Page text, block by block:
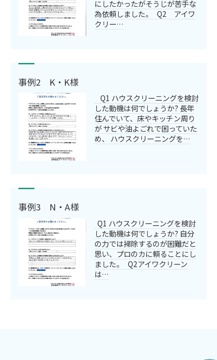
にしたかったがそうじが苦手な
為依頼しました。 Q2 アイワ
クリー…
事例2 K・K様
Q1 ハウスクリーニングを検討
した動機は何でしょうか? 長年
住んでいて、床やキッチン周り
が サビや油よごれで困っていた
め、 ハウスクリーニングを…
事例3 N・A様
Q1 ハウスクリーニングを検討
した動機は何でしょうか? 自分
の力では掃除するのが困難だと
思い、プロのカに頼ることにし
ました。 Q2アイワクリーン
は…